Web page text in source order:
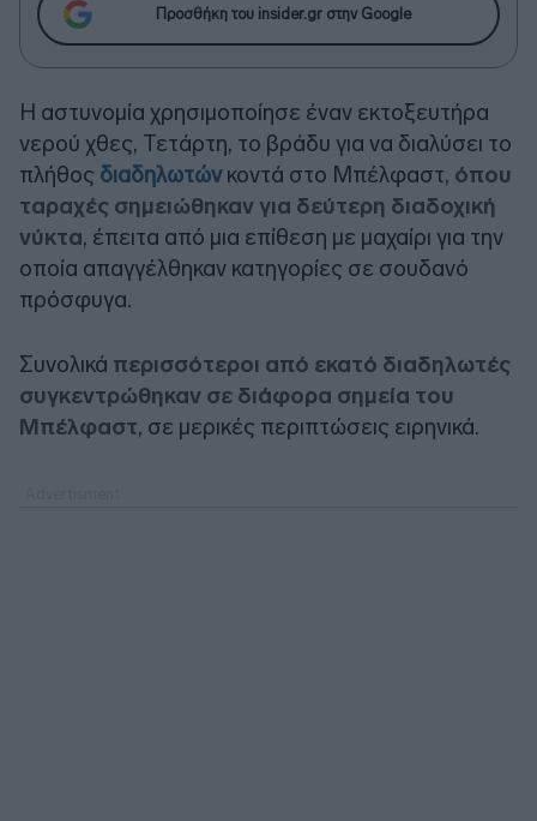
Προσθήκη του insider.gr στην Google
Η αστυνομία χρησιμοποίησε έναν εκτοξευτήρα
νερού χθες, Τετάρτη, το βράδυ για να διαλύσει το
πλήθος διαδηλωτώνκοντά στο Μπέλφαστ, όπου
ταραχές σημειώθηκαν για δεύτερη διαδοχική
νύκτα, έπειτα από μια επίθεση με μαχαίρι για την
οποία απαγγέλθηκαν κατηγορίες σε σουδανό
πρόσφυγα.
Συνολικά περισσότεροι από εκατό διαδηλωτές
συγκεντρώθηκαν σε διάφορα σημεία του
Μπέλφαστ, σε μερικές περιπτώσεις ειρηνικά.